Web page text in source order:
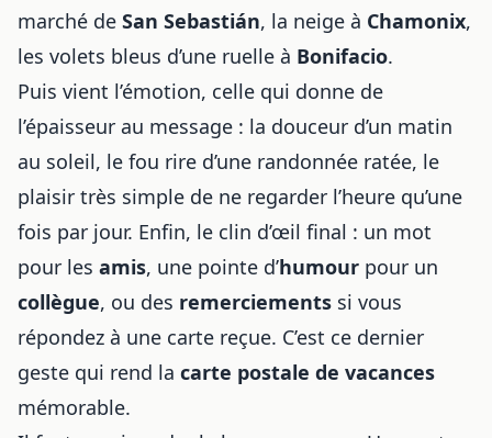
marché de San Sebastián, la neige à Chamonix,
les volets bleus d’une ruelle à Bonifacio.
Puis vient l’émotion, celle qui donne de
l’épaisseur au message : la douceur d’un matin
au soleil, le fou rire d’une randonnée ratée, le
plaisir très simple de ne regarder l’heure qu’une
fois par jour. Enfin, le clin d’œil final : un mot
pour les amis, une pointe d’humour pour un
collègue, ou des remerciements si vous
répondez à une carte reçue. C’est ce dernier
geste qui rend la carte postale de vacances
mémorable.